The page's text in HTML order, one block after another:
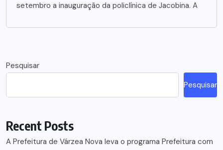
setembro a inauguração da policlínica de Jacobina. A
Pesquisar
Pesquisar
Recent Posts
A Prefeitura de Várzea Nova leva o programa Prefeitura com